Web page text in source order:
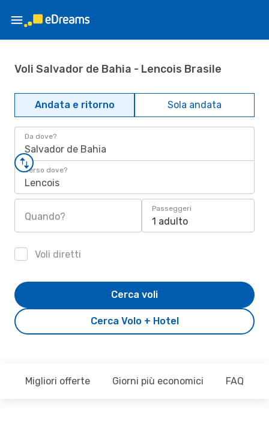
Voli Salvador de Bahia - Lencois Brasile
Andata e ritorno Sola andata
Da dove?
Salvador de Bahia
Verso dove?
Lencois
Quando?
Passeggeri
1 adulto
Voli diretti
Cerca Volo + Hotel
Cerca voli
Migliori offerte Giorni più economici FAQ